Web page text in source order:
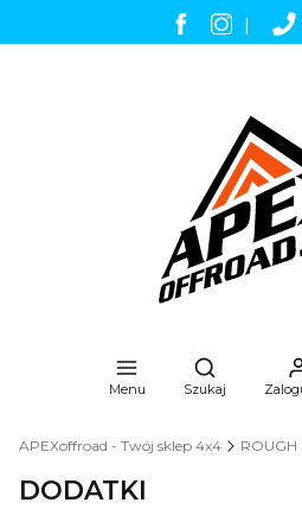
|
Menu
Otwórz
Szukaj
APEXoffroad - Twój sklep 4x4 ROUGH
DODATKI